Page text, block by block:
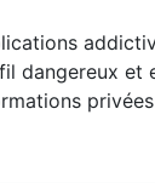
dangereux et